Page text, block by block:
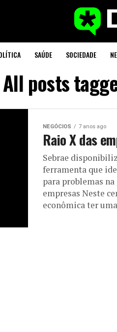
SAÚDE SOCIEDADE
All posts
NEGÓCIOS 7 anos ago
Raio X das
Sebrae
ferramenta que
para problemas
empresas Neste
econômica ter